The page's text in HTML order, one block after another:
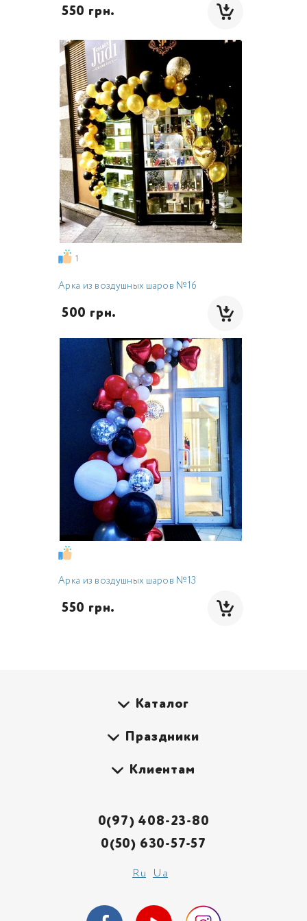
550 грн.
1
Арка из воздушных шаров №16
500 грн.
Арка из воздушных шаров №13
550 грн.
Каталог
Праздники
Клиентам
0(97) 408-23-80
0(50) 630-57-57
Ru Ua